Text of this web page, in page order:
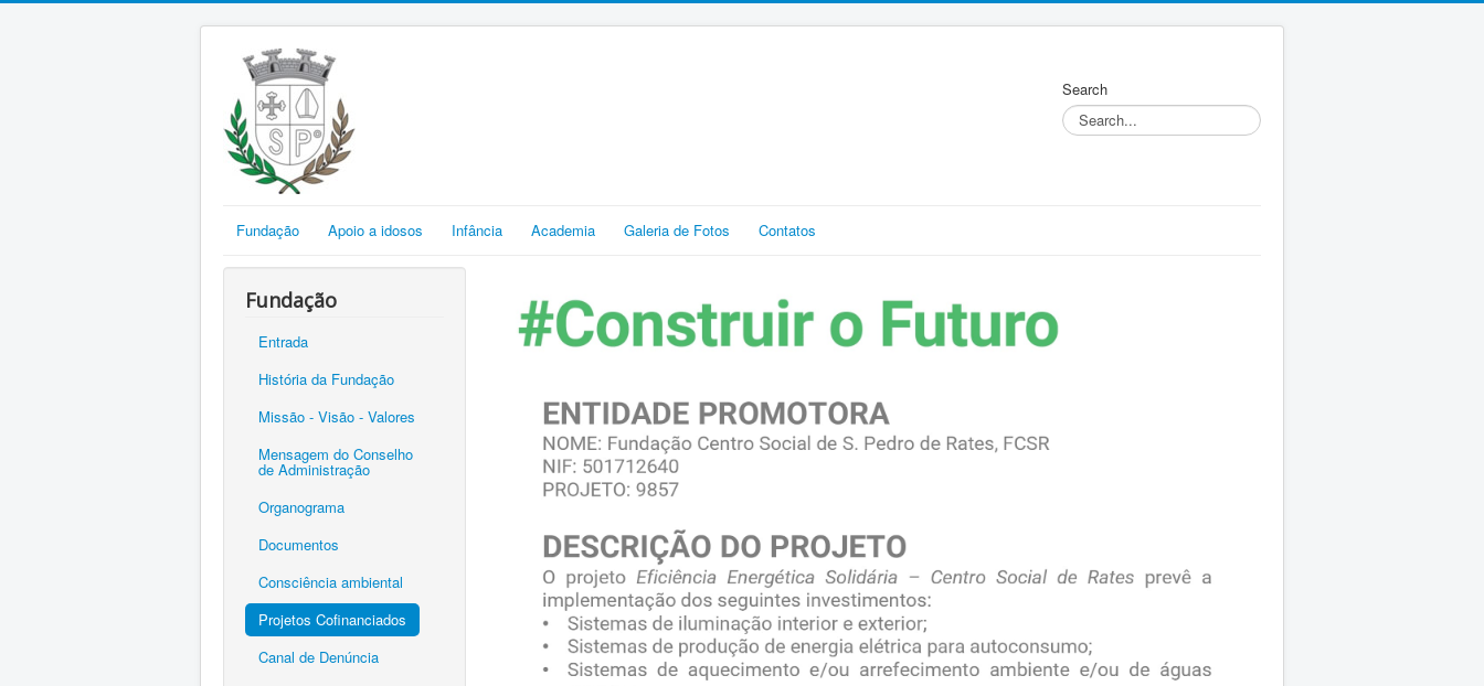
Search
Fundação Apoio a idosos Infância Academia Galeria de Fotos Contatos
Fundação
Entrada
História da Fundação
Missão - Visão - Valores
Mensagem do Conselho
de Administração
Organograma
Documentos
Consciência ambiental
Projetos Cofinanciados
Canal de Denúncia